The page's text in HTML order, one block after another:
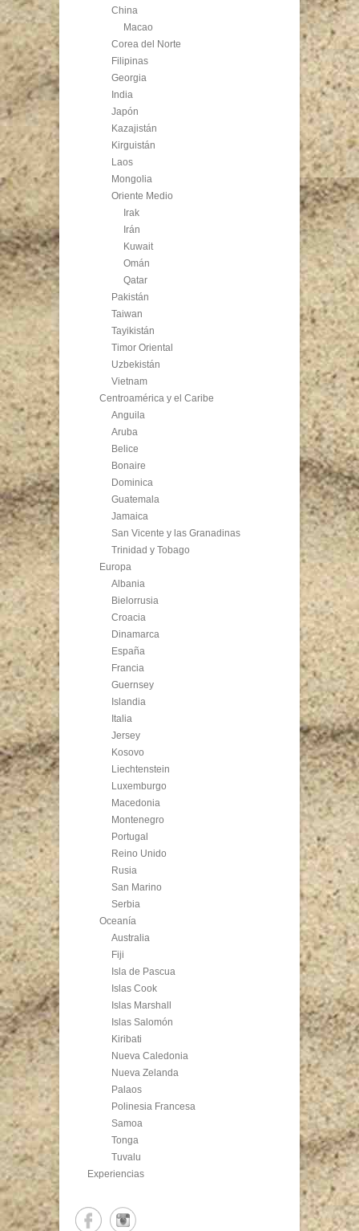
China
Macao
Corea del Norte
Filipinas
Georgia
India
Japón
Kazajistán
Kirguistán
Laos
Mongolia
Oriente Medio
Irak
Irán
Kuwait
Omán
Qatar
Pakistán
Taiwan
Tayikistán
Timor Oriental
Uzbekistán
Vietnam
Centroamérica y el Caribe
Anguila
Aruba
Belice
Bonaire
Dominica
Guatemala
Jamaica
San Vicente y las Granadinas
Trinidad y Tobago
Europa
Albania
Bielorrusia
Croacia
Dinamarca
España
Francia
Guernsey
Islandia
Italia
Jersey
Kosovo
Liechtenstein
Luxemburgo
Macedonia
Montenegro
Portugal
Reino Unido
Rusia
San Marino
Serbia
Oceanía
Australia
Fiji
Isla de Pascua
Islas Cook
Islas Marshall
Islas Salomón
Kiribati
Nueva Caledonia
Nueva Zelanda
Palaos
Polinesia Francesa
Samoa
Tonga
Tuvalu
Experiencias